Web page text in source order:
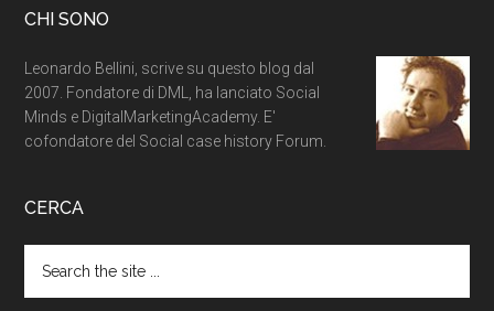
CHI SONO
Leonardo Bellini, scrive su questo blog dal
2007. Fondatore di DML, ha lanciato Social
Minds e DigitalMarketingAcademy. E'
cofondatore del Social case history Forum.
CERCA